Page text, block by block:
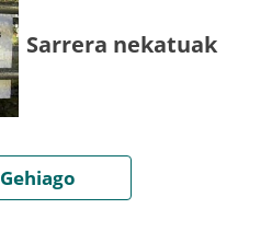
Sarrera nekatuak
Gehiago